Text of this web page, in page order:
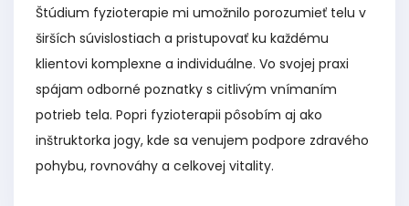
Štúdium fyzioterapie mi umožnilo porozumieť telu v
širších súvislostiach a pristupovať ku každému
klientovi komplexne a individuálne. Vo svojej praxi
spájam odborné poznatky s citlivým vnímaním
potrieb tela. Popri fyzioterapii pôsobím aj ako
inštruktorka jogy, kde sa venujem podpore zdravého
pohybu, rovnováhy a celkovej vitality.